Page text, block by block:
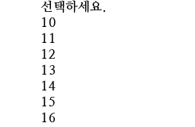
선택하세요.
10
11
12
13
14
15
16